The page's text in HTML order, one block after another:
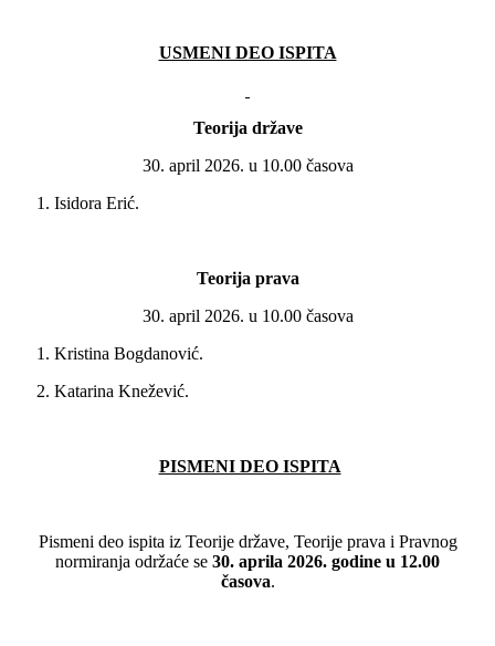
USMENI DEO ISPITA
Teorija države
30. april 2026. u 10.00 časova
1. Isidora Erić.
Teorija prava
30. april 2026. u 10.00 časova
1. Kristina Bogdanović.
2. Katarina Knežević.
PISMENI DEO ISPITA
Pismeni deo ispita iz Teorije države, Teorije prava i Pravnog
normiranja održaće se 30. aprila 2026. godine u 12.00
časova.